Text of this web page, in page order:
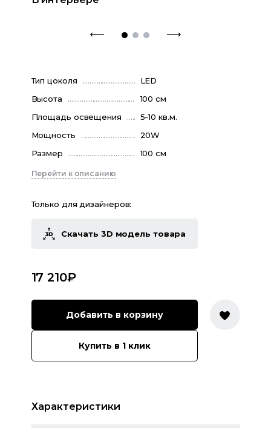
Тип цоколя
LED
Высота
100 см
Площадь освещения
5-10 кв.м.
Мощность
20W
Размер
100 см
Перейти к описанию
Только для дизайнеров:
Скачать 3D модель товара
17 210₽
Добавить в корзину
Купить в 1 клик
Характеристики